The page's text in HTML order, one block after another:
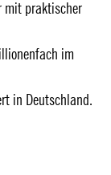
mit praktischer
im
in Deutschland.